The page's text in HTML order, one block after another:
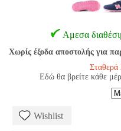
Αμεσα
Χωρίς έξοδα αποστολής για
Σταθερά
Εδώ θα βρείτε κάθε
Wishlist